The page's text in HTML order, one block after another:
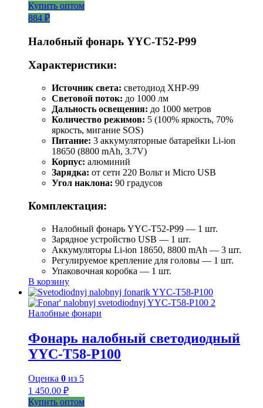
Купить оптом
884 ₽
Налобный фонарь YYC-T52-P99
Характеристики:
Источник света: светодиод XHP-99
Световой поток: до 1000 лм
Дальность освещения: до 1000 метров
Количество режимов: 5 (100% яркость, 70%
яркость, мигание SOS)
Питание: 3 аккумуляторные батарейки Li-ion
18650 (8800 mAh, 3.7V)
Корпус: алюминий
Зарядка: от сети 220 Вольт и Micro USB
Угол наклона: 90 градусов
Комплектация:
Налобный фонарь YYC-T52-P99 — 1 шт.
Зарядное устройство USB — 1 шт.
Аккумуляторы Li-ion 18650, 8800 mAh — 3 шт.
Регулируемое крепление для головы — 1 шт.
Упаковочная коробка — 1 шт.
В корзину
Налобные фонари
Фонарь налобный светодиодный
YYC-T58-P100
Оценка 0 из 5
1 450.00 ₽
Купить оптом